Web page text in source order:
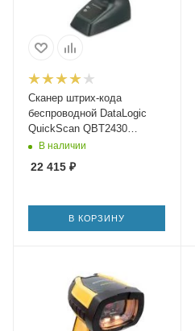
Сканер штрих-кода
беспроводной DataLogic
QuickScan QBT2430
Базовая станция (до 50
В наличии
22 415 ₽
В КОРЗИНУ